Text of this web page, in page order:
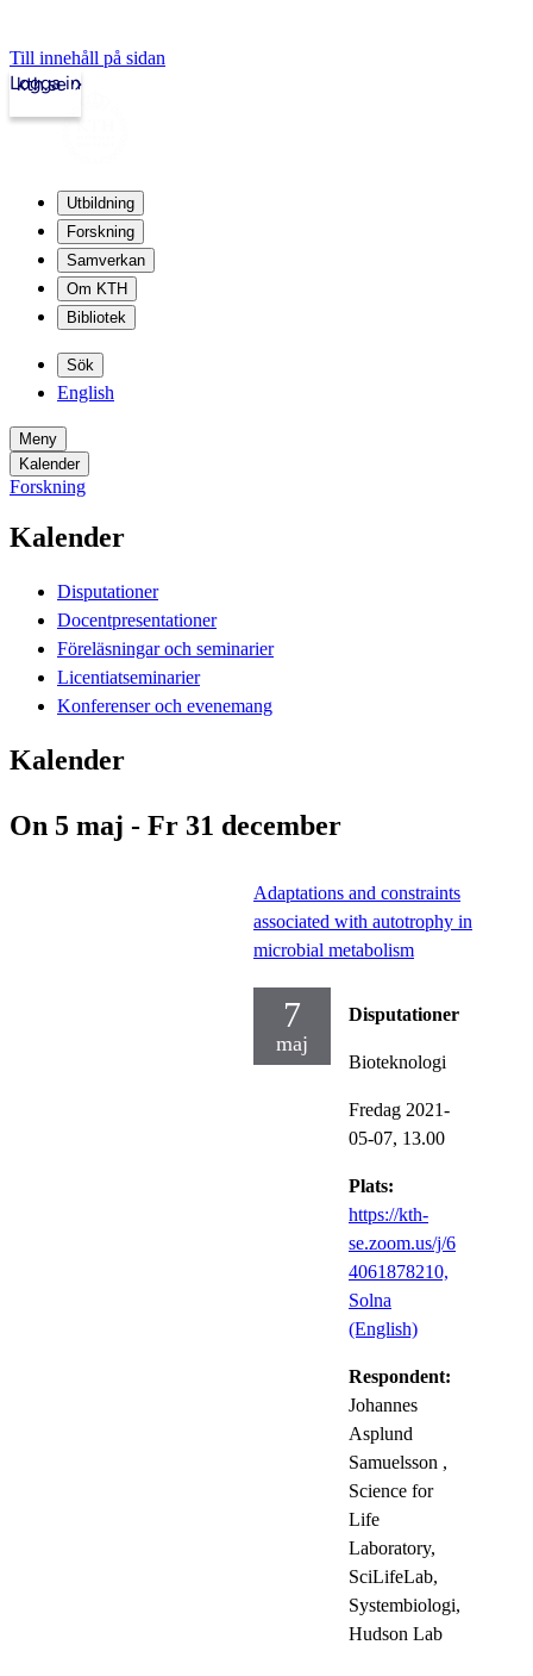
Till innehåll på sidan
kth.se
Logga in
Utbildning
Forskning
Samverkan
Om KTH
Bibliotek
Sök
English
Meny
Kalender
Forskning
Kalender
Disputationer
Docentpresentationer
Föreläsningar och seminarier
Licentiatseminarier
Konferenser och evenemang
Kalender
On 5 maj - Fr 31 december
Adaptations and constraints
associated with autotrophy in
microbial metabolism
7
maj
Disputationer
Bioteknologi
Fredag 2021-
05-07, 13.00
Plats:
https://kth-
se.zoom.us/j/6
4061878210,
Solna
(English)
Respondent:
Johannes
Asplund
Samuelsson ,
Science for
Life
Laboratory,
SciLifeLab,
Systembiologi,
Hudson Lab